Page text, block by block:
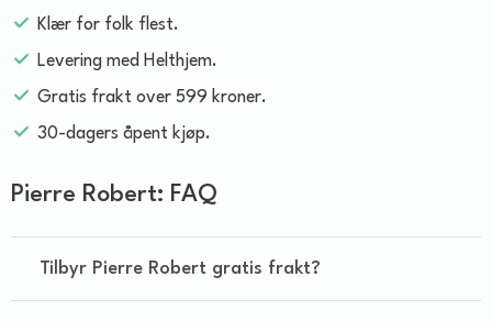
Klær for folk flest.
Levering med Helthjem.
Gratis frakt over 599 kroner.
30-dagers åpent kjøp.
Pierre Robert: FAQ
Tilbyr Pierre Robert gratis frakt?